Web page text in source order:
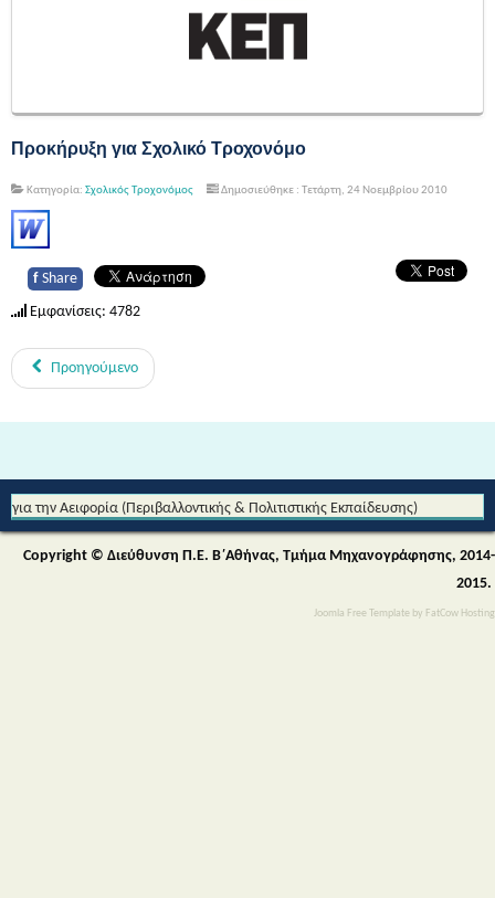
Joomla Free Template by FatCow Hosting
Προκήρυξη για Σχολικό Τροχονόμο
Κατηγορία: Σχολικός Τροχονόμος Δημοσιεύθηκε : Τετάρτη, 24 Νοεμβρίου 2010
f Share
Εμφανίσεις: 4782
Προηγούμενο
για την Αειφορία (Περιβαλλοντικής & Πολιτιστικής Εκπαίδευσης)
Copyright © Διεύθυνση Π.Ε. Β΄Αθήνας, Τμήμα Μηχανογράφησης, 2014-
2015.